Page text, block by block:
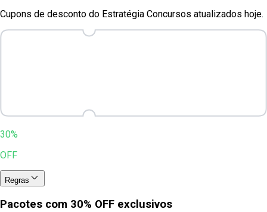
Cupons de desconto do Estratégia Concursos atualizados hoje.
30%
OFF
Regras
Pacotes com 30% OFF exclusivos